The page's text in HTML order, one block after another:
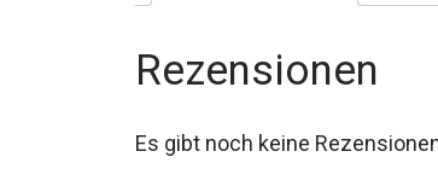
Rezensionen
Es gibt noch keine